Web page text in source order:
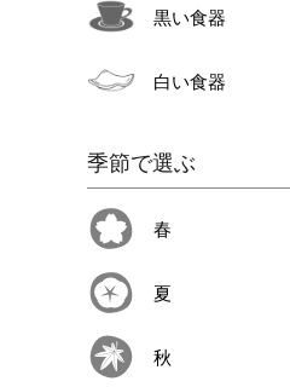
黒い食器
白い食器
季節で選ぶ
春
夏
秋